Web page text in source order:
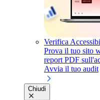
Verifica
Prova il tuo sito
report PDF
Avvia il tuo audit
Chiudi